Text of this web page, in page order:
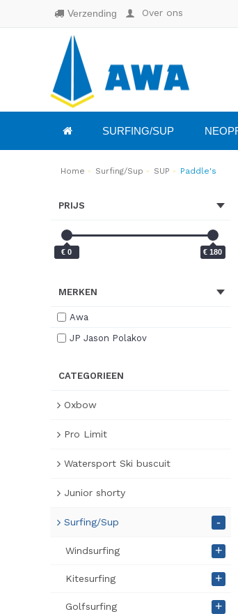
Verzending Over ons
SURFING/SUP
Home Surfing/Sup SUP Paddle's
PRIJS
€ 0 € 180
MERKEN
Awa
JP Jason Polakov
CATEGORIEEN
Oxbow
Pro Limit
Watersport Ski buscuit
Junior shorty
Surfing/Sup -
Windsurfing +
Kitesurfing +
Golfsurfing +